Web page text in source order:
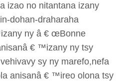
izao no nitantana izany
dohan-draharaha
ny â € œBonne
€ ™izany ny tsy
sy ny marefo,nefa
anisanâ € ™ireo olona tsy